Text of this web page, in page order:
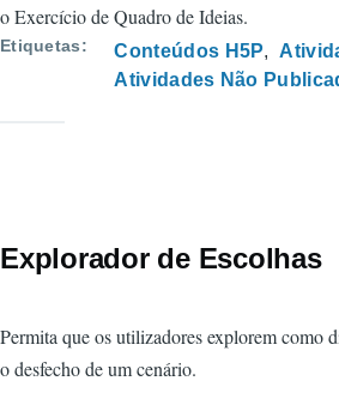
Ideias
o Exercício de Quadro de Ideias.
Etiquetas Conteúdos H5P
Atividades Não
Explorador de Escolhas
Permita que os utilizadores explorem como
o desfecho de um cenário.